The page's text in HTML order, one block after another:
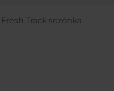
Fresh Track sezónka